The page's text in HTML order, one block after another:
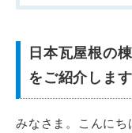
日本瓦屋根の
をご紹介します
みなさま。こんにち